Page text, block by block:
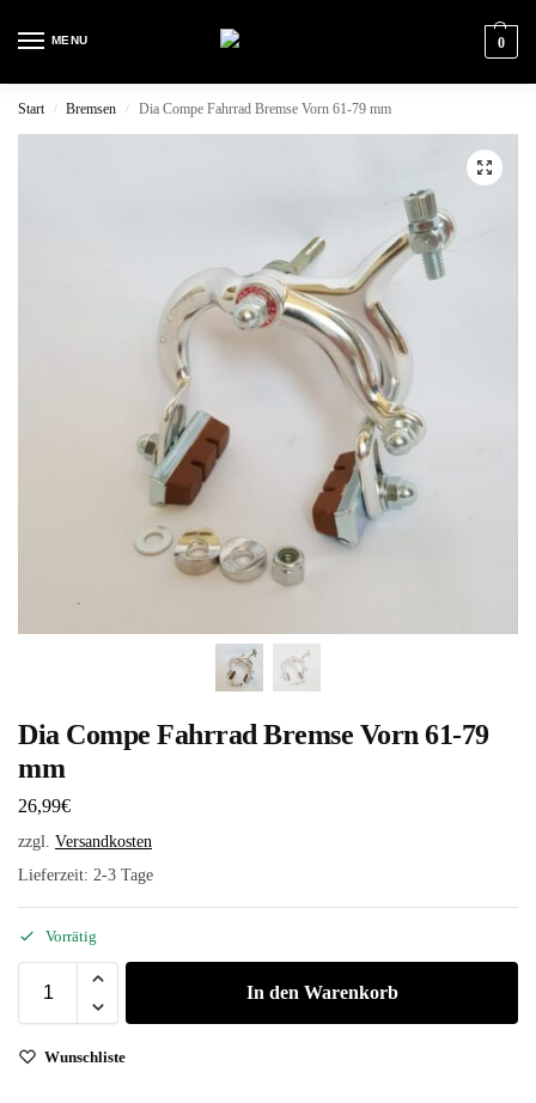
MENU 0
Start / Bremsen / Dia Compe Fahrrad Bremse Vorn 61-79 mm
Dia Compe Fahrrad Bremse Vorn 61-79
mm
26,99€
zzgl. Versandkosten
Lieferzeit: 2-3 Tage
Vorrätig
In den Warenkorb
Wunschliste